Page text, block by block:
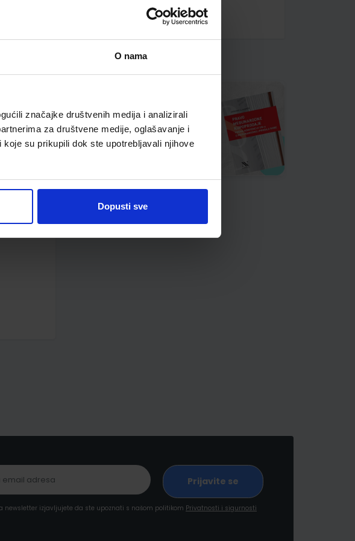
O nama
značajke društvenih medija i analizirali
za društvene medije, oglašavanje i
su prikupili dok ste upotrebljavali njihove
Dopusti sve
B1
newsletter izjavljujete da ste upoznati s našom politikom Privatnosti i sigurnosti